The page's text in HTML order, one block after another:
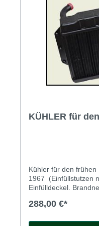
KÜHLER für
Kühler für den frühen
1967 (Einfüllstutzen
Einfülldeckel.
288,00 €*